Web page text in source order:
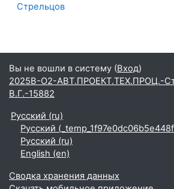
Стрельцов
Вы не вошли в систему (Вход)
2025В-О2-АВТ.ПРОЕКТ.ТЕХ.ПРОЦ.-
В.Г.-15882
Русский ‎(ru)‎
Русский
Русский ‎(ru)‎
English ‎(en)‎
Сводка хранения данных